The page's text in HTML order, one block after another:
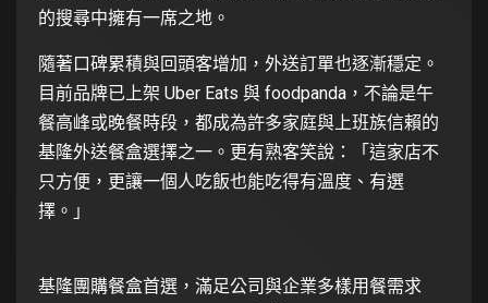
的搜尋中擁有一席之地。
隨著口碑累積與回頭客增加，外送訂單也逐漸穩定。
目前品牌已上架 Uber Eats 與 foodpanda，不論是午
餐高峰或晚餐時段，都成為許多家庭與上班族信賴的
基隆外送餐盒選擇之一。更有熟客笑說：「這家店不
只方便，更讓一個人吃飯也能吃得有溫度、有選
擇。」
基隆團購餐盒首選，滿足公司與企業多樣用餐需求